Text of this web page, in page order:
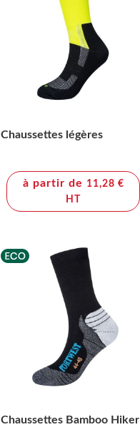
Chaussettes légères
à partir de 11,28 €
HT
Chaussettes Bamboo Hiker